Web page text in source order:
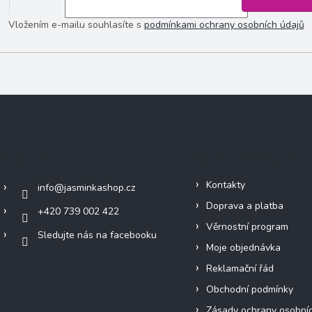
Vložením e-mailu souhlasíte s podmínkami ochrany osobních údajů
info@jasminkashop.cz
+420 739 002 422
Sledujte nás na facebooku
Kontakty
Doprava a platba
Věrnostní program
Moje objednávka
Reklamační řád
Obchodní podmínky